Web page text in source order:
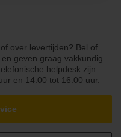
over levertijden? Bel of
geven graag vakkundig
helpdesk zijn:
en 14:00 tot 16:00 uur.